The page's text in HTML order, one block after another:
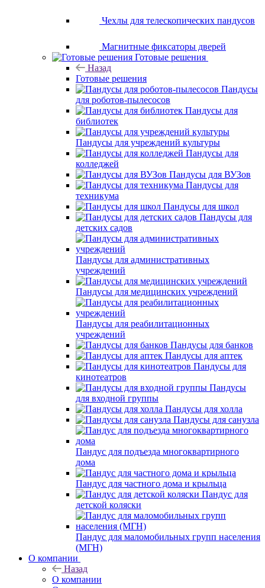
Чехлы для телескопических пандусов
Магнитные фиксаторы дверей
Готовые решения
Назад
Готовые решения
Пандусы
для роботов-пылесосов
Пандусы для
библиотек
Пандусы для учреждений культуры
Пандусы для
колледжей
Пандусы для ВУЗов
Пандусы для
техникума
Пандусы для школ
Пандусы для
детских садов
Пандусы для административных
учреждений
Пандусы для медицинских учреждений
Пандусы для реабилитационных
учреждений
Пандусы для банков
Пандусы для аптек
Пандусы для
кинотеатров
Пандусы
для входной группы
Пандусы для холла
Пандусы для санузла
Пандус для подъезда многоквартирного
дома
Пандус для частного дома и крыльца
Пандус для
детской коляски
Пандус для маломобильных групп населения
(МГН)
О компании
Назад
О компании